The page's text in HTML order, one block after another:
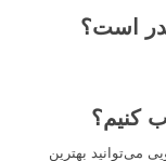
است؟
کنیم؟
می‌توانید بهترین